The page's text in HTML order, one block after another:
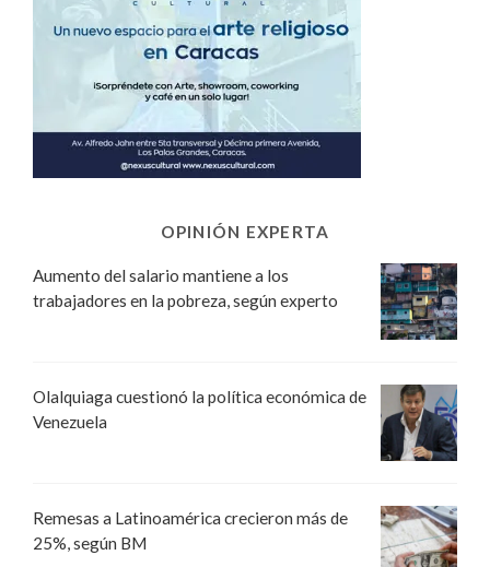
OPINIÓN EXPERTA
Aumento del salario mantiene a los
trabajadores en la pobreza, según experto
Olalquiaga cuestionó la política económica de
Venezuela
Remesas a Latinoamérica crecieron más de
25%, según BM